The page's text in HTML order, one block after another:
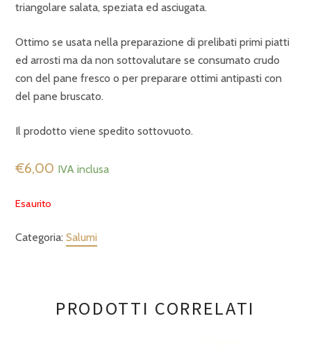
triangolare salata, speziata ed asciugata.
Ottimo se usata nella preparazione di prelibati primi piatti
ed arrosti ma da non sottovalutare se consumato crudo
con del pane fresco o per preparare ottimi antipasti con
del pane bruscato.
Il prodotto viene spedito sottovuoto.
€6,00 IVA inclusa
Esaurito
Categoria: Salumi
PRODOTTI CORRELATI